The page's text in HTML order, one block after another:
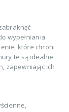
wypełniania
które chroni
te są idealne
zapewniając ich